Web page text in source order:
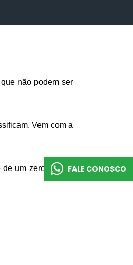
não podem ser
Vem com a
um zero, porém FALE CONOSCO